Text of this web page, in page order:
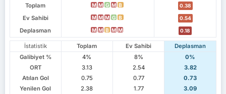
Toplam
M M G M B 0.38
Ev Sahibi M M M G B 0.54
Deplasman M M B M M 0.18
İstatistik Toplam Ev Sahibi
Deplasman
Galibiyet %
4% 8%
0%
ORT
3.13 2.54
3.82
Atılan Gol
0.75 0.77
0.73
Yenilen Gol
2.38 1.77
3.09